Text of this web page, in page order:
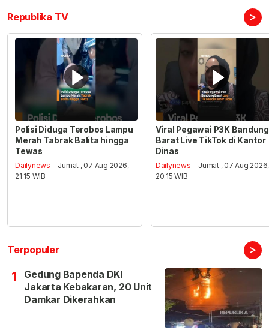
Republika TV >
Polisi Diduga Terobos Lampu
Merah Tabrak Balita hingga
Tewas
Dailynews - Jumat , 07 Aug 2026,
21:15 WIB
Viral Pegawai P3K Bandung
Barat Live TikTok di Kantor
Dinas
Dailynews - Jumat , 07 Aug 2026,
20:15 WIB
Terpopuler >
1
Gedung Bapenda DKI
Jakarta Kebakaran, 20 Unit
Damkar Dikerahkan